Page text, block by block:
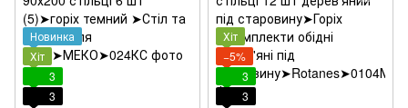
Новинка
Хіт
3
3
Хіт
−5%
3
3